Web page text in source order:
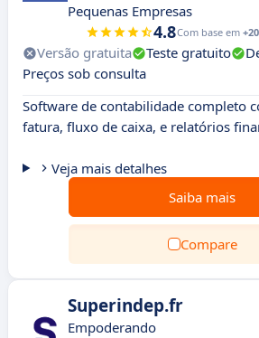
Pequenas Empresas
4.8Com base em
Versão gratuita Teste gratuito
Preços sob consulta
Software de contabilidade completo
fatura, fluxo de caixa, e relatórios
Veja mais detalhes
Saiba mais
Compare
Superindep.fr
Empoderando